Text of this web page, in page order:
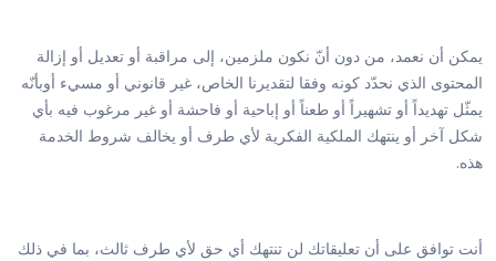
يمكن أن نعمد، من دون أنّ نكون ملزمين، إلى مراقبة أو تعديل أو إزالة
المحتوى الذي نحدّد كونه وفقا لتقديرنا الخاص، غير قانوني أو مسيء أوبأنّه
يمثّل تهديداً أو تشهيراً أو طعناً أو إباحية أو فاحشة أو غير مرغوب فيه بأي
شكل آخر أو ينتهك الملكية الفكرية لأي طرف أو يخالف شروط الخدمة
هذه.
أنت توافق على أن تعليقاتك لن تنتهك أي حق لأي طرف ثالث، بما في ذلك